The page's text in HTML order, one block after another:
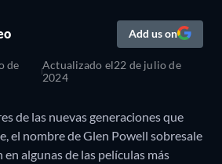
Add us on
de
Actualizado el22 de julio de
2024
de las nuevas generaciones que
el nombre de Glen Powell sobresale
en algunas de las películas más